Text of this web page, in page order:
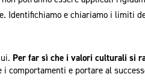
e chiariamo i limiti
Per far sì che i valori culturali si
comportamenti e portare al